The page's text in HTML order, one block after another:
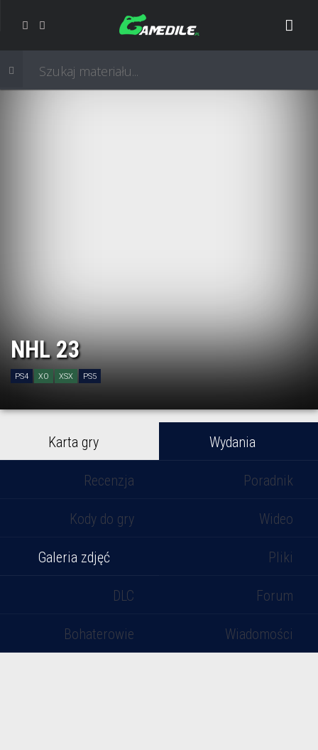
NHL 23
PS4 XO XSX PS5
Karta gry Wydania
Recenzja Poradnik
Kody do gry Wideo
Galeria zdjęć Pliki
DLC Forum
Bohaterowie Wiadomości